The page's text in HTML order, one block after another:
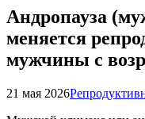
Андропауза
меняется
мужчины с
21 мая 2026